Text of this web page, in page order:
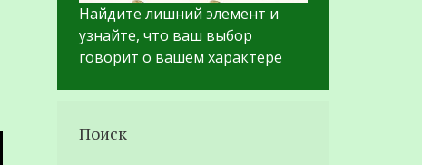
Найдите лишний элемент и
узнайте, что ваш выбор
говорит о вашем характере
Поиск